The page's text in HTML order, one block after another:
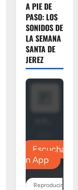
A PIE DE
PASO: LOS
SONIDOS DE
LA SEMANA
SANTA DE
JEREZ